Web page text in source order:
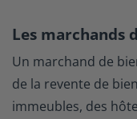
Les marchands
Un marchand de
de la revente de
immeubles, des